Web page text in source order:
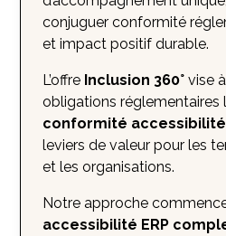
conjuguer conformité
et impact positif durable.
L’offre Inclusion 360° vise
obligations réglementaires
conformité accessibilité
leviers de valeur pour les
et les organisations.
Notre approche
accessibilité ERP